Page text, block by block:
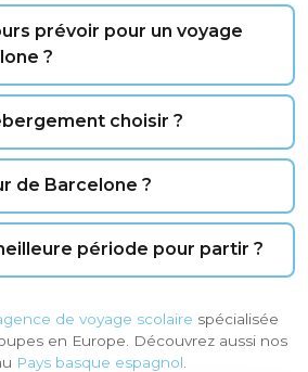
prévoir pour un voyage
?
choisir ?
de Barcelone ?
période pour partir ?
de voyage scolaire spécialisée
en Europe. Découvrez aussi nos
Pays basque espagnol